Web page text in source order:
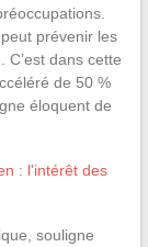
prévenir les
dans cette
de 50 %
éloquent de
: l'intérêt des
souligne